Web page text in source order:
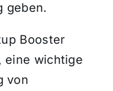
geben.
Booster
eine wichtige
von